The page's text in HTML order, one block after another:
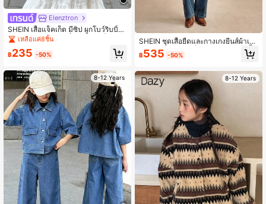
Elenztron
SHEIN เสื้อแจ็คเก็ต มีซิป ผูกโบว์ริบบิ้น
ข้างหวาน สไตล์แฟชั่น สำหรับเด็กผู้หญิ
ง เหมาะสำหรับฤดูใบไม้ผลิและฤดูใบไม้
ร่วง
เหลือแค่8ชิ้น
฿235 -50%
8-12 Years
SHEIN ชุดเสื้อยืดและกางเกงยีนส์ผ้าเด
นิมลำลองสำหรับเด็กผู้หญิง Tween เสื้อ
ยืดมีดีไซน์แขนระบาย เสื้อแจ็คเก็ตยีนส์
และข้อมือ กางเกงยีนส์มีเอฟเฟกต์ฟอกสี
ขาด เหมาะสำหรับออกไปเที่ยว เดินเล่น
ช้อปปิ้ง เดินทาง และท่องเที่ยวในฤดูใบ
ไม้ร่วง/ฤดูหนาว
฿535 -50%
8-12 Years